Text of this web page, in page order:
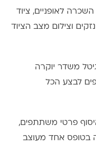
השכרה לאופניים, ציוד
וצילום מצב הציוד
משדר יוקרה
לבצע הכל
פרטי משתתפים,
בטופס אחד מעוצב